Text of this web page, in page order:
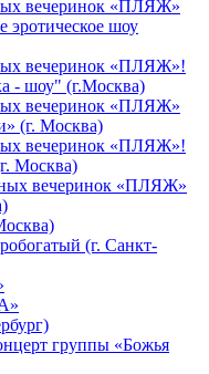
вечеринок «ПЛЯЖ»
эротическое шоу
вечеринок «ПЛЯЖ»!
- шоу" (г.Москва)
вечеринок «ПЛЯЖ»
(г. Москва)
вечеринок «ПЛЯЖ»!
Москва)
вечеринок «ПЛЯЖ»
(г. Санкт-
группы «Божья